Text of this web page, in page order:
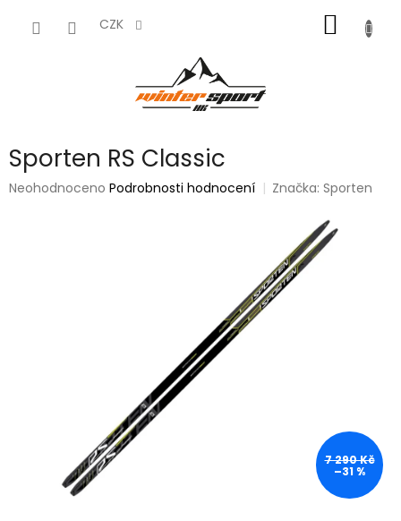
CZK
KOŠÍK
Sporten RS Classic
Průměrné
Neohodnoceno Podrobnosti hodnocení Značka:Sporten
7 290 Kč
–31 %